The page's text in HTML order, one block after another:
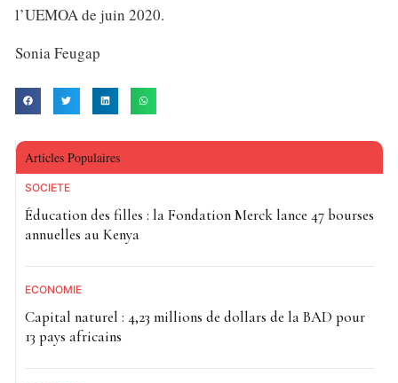
l’UEMOA de juin 2020.
Sonia Feugap
Articles Populaires
SOCIETE
Éducation des filles : la Fondation Merck lance 47 bourses
annuelles au Kenya
ECONOMIE
Capital naturel : 4,23 millions de dollars de la BAD pour
13 pays africains